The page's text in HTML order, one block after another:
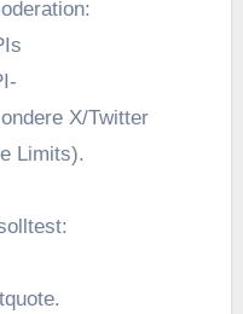
X/Twitter
Limits).